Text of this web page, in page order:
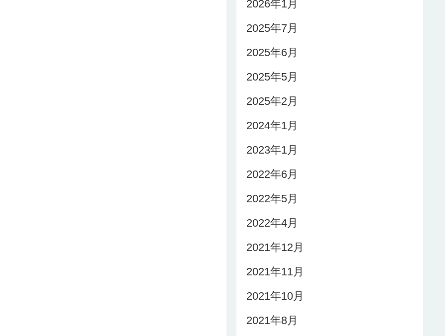
2026年1月
2025年7月
2025年6月
2025年5月
2025年2月
2024年1月
2023年1月
2022年6月
2022年5月
2022年4月
2021年12月
2021年11月
2021年10月
2021年8月